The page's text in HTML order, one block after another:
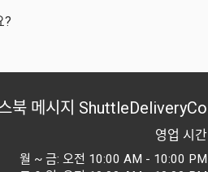
?
북 메시지 ShuttleDeliveryCo
영업 시간
월 ~ 금: 오전 10:00 AM - 10:00 PM